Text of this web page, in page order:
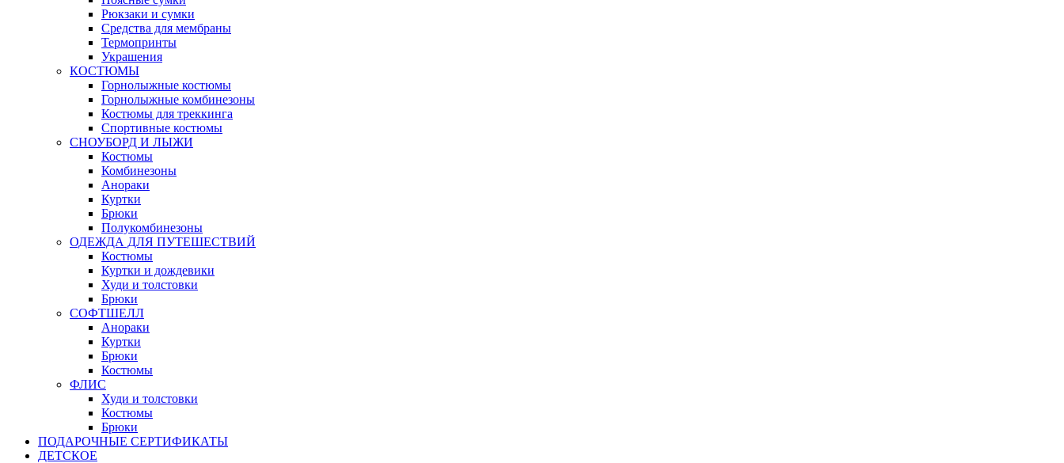
Рюкзаки и сумки
Средства для мембраны
Термопринты
Украшения
КОСТЮМЫ
Горнолыжные костюмы
Горнолыжные комбинезоны
Костюмы для треккинга
Спортивные костюмы
СНОУБОРД И ЛЫЖИ
Костюмы
Комбинезоны
Анораки
Куртки
Брюки
Полукомбинезоны
ОДЕЖДА ДЛЯ ПУТЕШЕСТВИЙ
Костюмы
Куртки и дождевики
Худи и толстовки
Брюки
СОФТШЕЛЛ
Анораки
Куртки
Брюки
Костюмы
ФЛИС
Худи и толстовки
Костюмы
Брюки
ПОДАРОЧНЫЕ СЕРТИФИКАТЫ
ДЕТСКОЕ